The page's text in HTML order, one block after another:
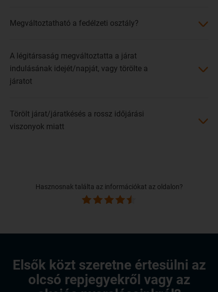
Megváltoztatható a fedélzeti osztály?
A légitársaság megváltoztatta a járat
indulásának idejét/napját, vagy törölte a
járatot
Törölt járat/járatkésés a rossz időjárási
viszonyok miatt
Hasznosnak találta az információkat az oldalon?
Elsők közt szeretne értesülni az
olcsó repjegyekről vagy az